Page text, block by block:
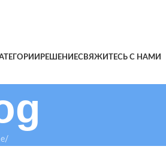
РЕШЕНИЕСВЯЖИТЕСЬ С НАМИ
/